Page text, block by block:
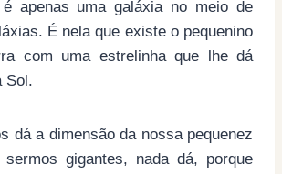
apenas uma galáxia no meio de
É nela que existe o pequenino
com uma estrelinha que lhe dá
Sol.
dá a dimensão da nossa pequenez
gigantes, nada dá, porque